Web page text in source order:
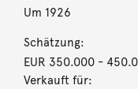
Um 1926
Schätzung:
EUR 350.000-
Verkauft für: